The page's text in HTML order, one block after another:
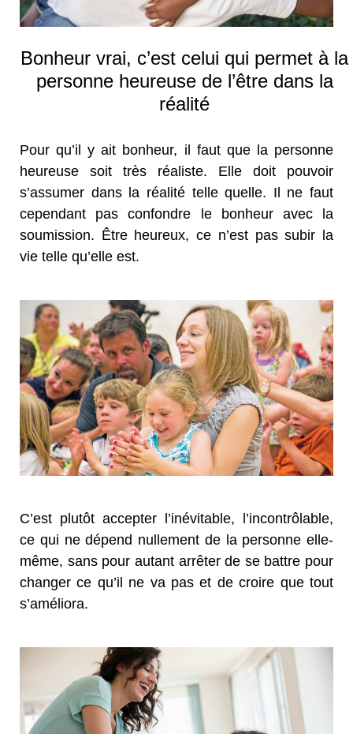
Bonheur vrai, c’est celui qui permet à la
personne heureuse de l’être dans la
réalité
Pour qu’il y ait bonheur, il faut que la personne
heureuse soit très réaliste. Elle doit pouvoir
s’assumer dans la réalité telle quelle. Il ne faut
cependant pas confondre le bonheur avec la
soumission. Être heureux, ce n’est pas subir la
vie telle qu’elle est.
C’est plutôt accepter l’inévitable, l’incontrôlable,
ce qui ne dépend nullement de la personne elle-
même, sans pour autant arrêter de se battre pour
changer ce qu’il ne va pas et de croire que tout
s’améliora.